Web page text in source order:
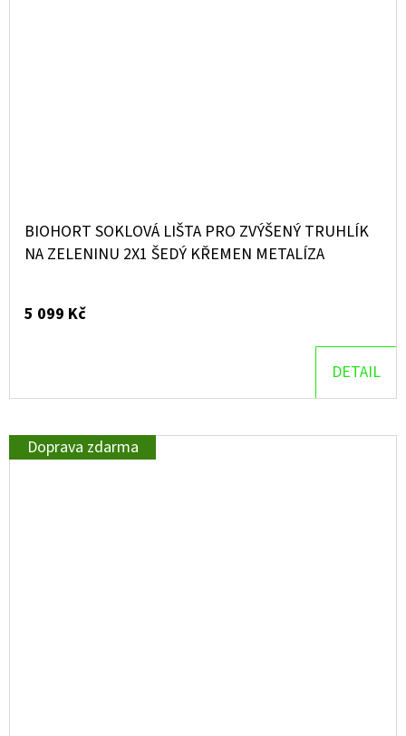
BIOHORT SOKLOVÁ LIŠTA PRO ZVÝŠENÝ TRUHLÍK
NA ZELENINU 2X1 ŠEDÝ KŘEMEN METALÍZA
5 099 Kč
DETAIL
Doprava zdarma